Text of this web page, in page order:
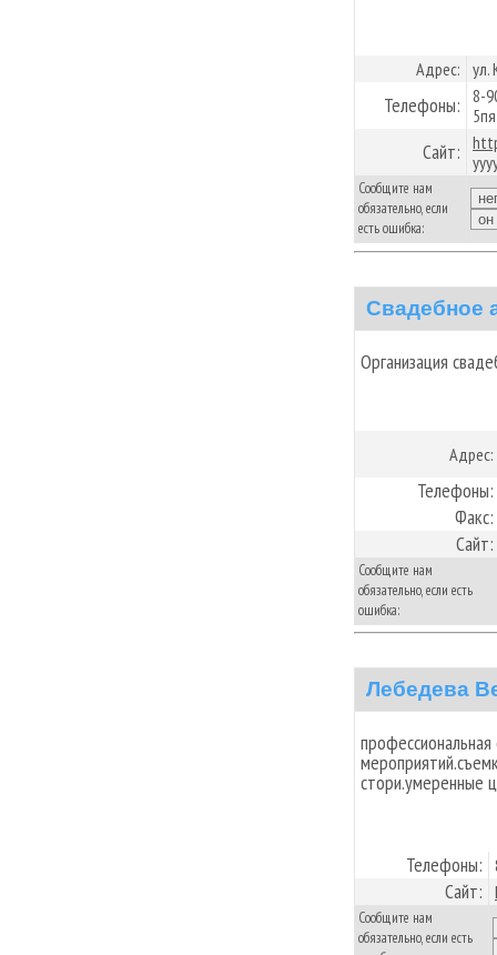
Адрес: ул.
Телефоны: 8-
Сайт:
Сообщите нам
обязательно, если
есть ошибка:
Свадебное
Организация
Адрес:
Телефоны:
Факс:
Сайт:
Сообщите нам
обязательно, если есть
ошибка:
Лебедева
стори.умеренные
Телефоны:
Сайт:
Сообщите нам
обязательно, если есть